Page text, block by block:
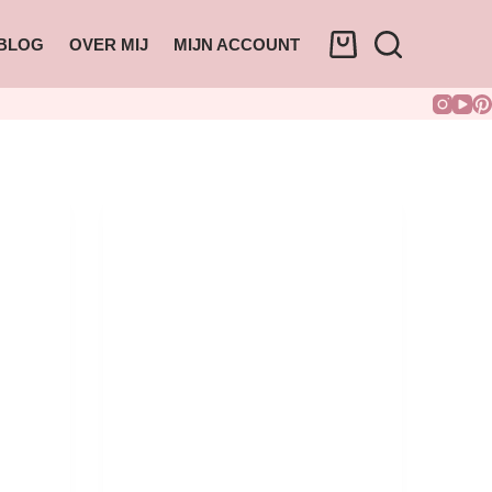
OVER MIJ MIJN ACCOUNT